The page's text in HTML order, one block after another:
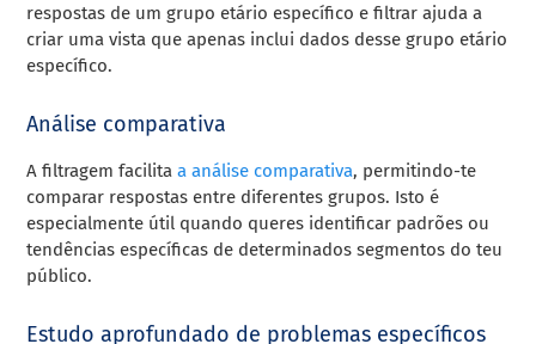
respostas de um grupo etário específico e filtrar ajuda a
criar uma vista que apenas inclui dados desse grupo etário
específico.
Análise comparativa
A filtragem facilitaa análise comparativa, permitindo-te
comparar respostas entre diferentes grupos. Isto é
especialmente útil quando queres identificar padrões ou
tendências específicas de determinados segmentos do teu
público.
Estudo aprofundado de problemas específicos